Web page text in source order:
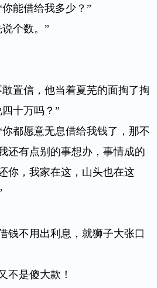
能借给我多少？”
个数。”
敢置信，他当着夏芜的面掏了掏
十万吗？”
都愿意无息借给我钱了，那不
还有点别的事想办，事情成的
你，我家在这，山头也在这
钱不用出利息，就狮子大张口
不是傻大款！